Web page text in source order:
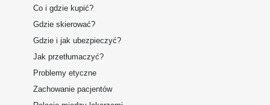
Co i gdzie kupić?
Gdzie skierować?
Gdzie i jak ubezpieczyć?
Jak przetłumaczyć?
Problemy etyczne
Zachowanie pacjentów